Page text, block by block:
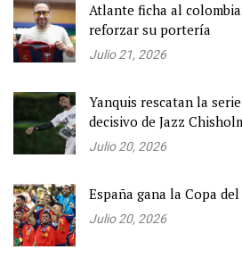
Atlante ficha al
reforzar su portería
Julio 21, 2026
Yanquis rescatan la
decisivo de Jazz
Julio 20, 2026
España gana la Copa
Julio 20, 2026